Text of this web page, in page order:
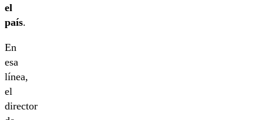
el
país.
En
esa
línea,
el
director